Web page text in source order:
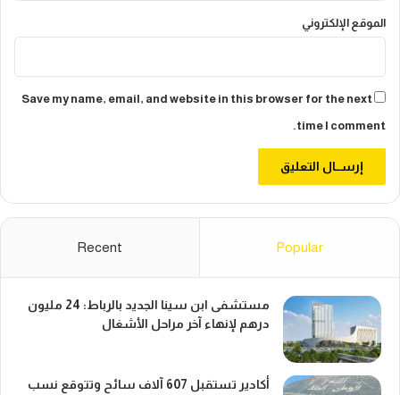
الموقع الإلكتروني
Save my name, email, and website in this browser for the next
time I comment.
Popular
Recent
مستشفى ابن سينا الجديد بالرباط: 24 مليون
درهم لإنهاء آخر مراحل الأشغال
أكادير تستقبل 607 آلاف سائح وتتوقع نسب